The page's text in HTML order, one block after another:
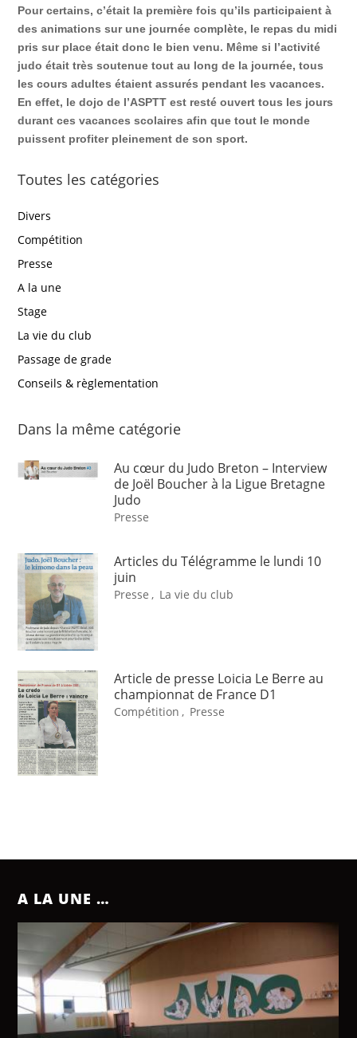
Pour certains, c’était la première fois qu’ils participaient à
des animations sur une journée complète, le repas du midi
pris sur place était donc le bien venu. Même si l’activité
judo était très soutenue tout au long de la journée, tous
les cours adultes étaient assurés pendant les vacances.
En effet, le dojo de l’ASPTT est resté ouvert tous les jours
durant ces vacances scolaires afin que tout le monde
puissent profiter pleinement de son sport.
Toutes les catégories
Divers
Compétition
Presse
A la une
Stage
La vie du club
Passage de grade
Conseils & règlementation
Dans la même catégorie
Au cœur du Judo Breton – Interview
de Joël Boucher à la Ligue Bretagne
Judo
Presse
Articles du Télégramme le lundi 10
juin
Presse , La vie du club
Article de presse Loicia Le Berre au
championnat de France D1
Compétition , Presse
A LA UNE …